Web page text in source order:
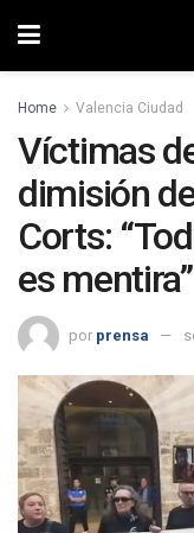
Home Valencia Ciudad
Víctimas
dimisión
Corts:
es mentira”
por prensa